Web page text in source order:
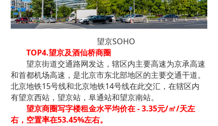
望京SOHO
TOP4.望京及酒仙桥商圈
望京街道交通路网发达，辖区内主要高速为京承高速
和首都机场高速，是北京市东北部地区的主要交通干道。
北京地铁15号线和北京地铁14号线在此交汇，在辖区内
有望京西站，望京站，阜通站和望京南站。
望京商圈写字楼租金水平均价在 - 3.35元/㎡/天左
右，空置率在53.45%左右。